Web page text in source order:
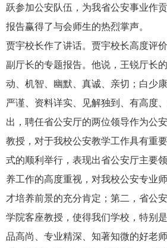
跃参加公安队伍，为我省公安事业作
报告赢得了与会师生的热烈掌声。
贾宇校长作了讲话。贾宇校长高度评
副厅长的专题报告。他说，王锐厅长
动、机智、幽默、真诚、亲切；白少
严谨、资料详实、见解独到、有高度
出，聘任省公安厅的两位领导作为公
教授，对于我校公安教学工作具有重
式的顺利举行，表现出省公安厅主要
养工作的高度重视，对我校公安专业
才培养前景的充分肯定；第二，省公
学院客座教授，使得我们学校，特别
品高尚、专业精深、知著知微的好老